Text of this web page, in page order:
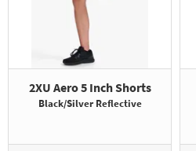
2XU Aero 5 Inch Shorts
Black/Silver Reflective